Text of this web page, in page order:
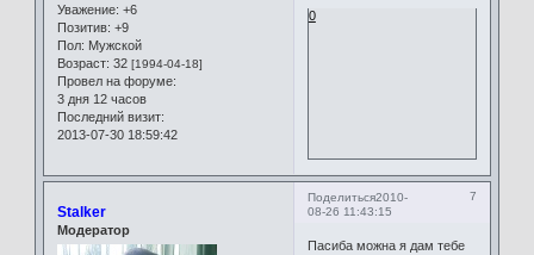
Уважение: +6
Позитив: +9
Пол: Мужской
Возраст: 32 [1994-04-18]
Провел на форуме:
3 дня 12 часов
Последний визит:
2013-07-30 18:59:42
0
Поделиться 7
2010-
08-26 11:43:15
Stalker
Модератор
Пасиба можна я дам тебе